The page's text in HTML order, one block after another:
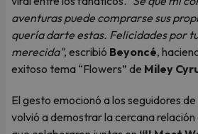
aventuras puede comprarse sus
quería darte estas. Felicidades por
merecida", escribió Beyoncé,
exitoso tema “Flowers” de Miley
El gesto emocionó a los seguidores
volvió a demostrar la cercana